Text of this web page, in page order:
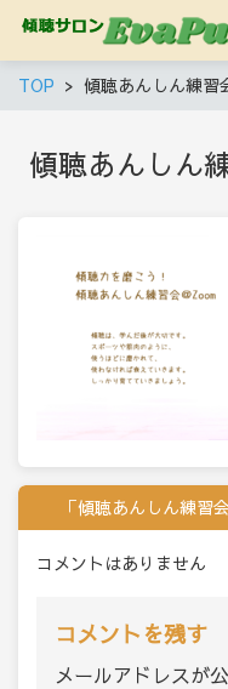
TOP 傾聴あんしん練習
傾聴あんしん
「傾聴あんしん練習
コメントはありません
コメントを残す
メールアドレスが